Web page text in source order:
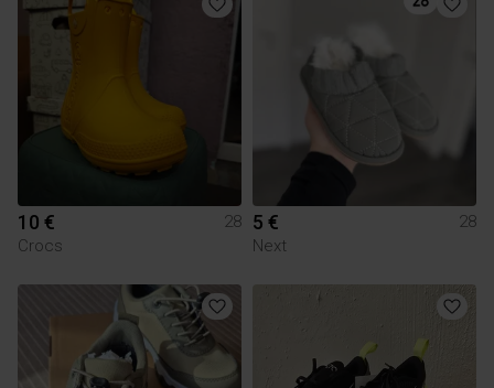
10 €
28
Crocs
5 €
28
Next